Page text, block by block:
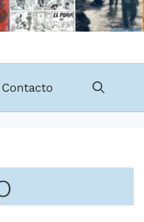
Contacto